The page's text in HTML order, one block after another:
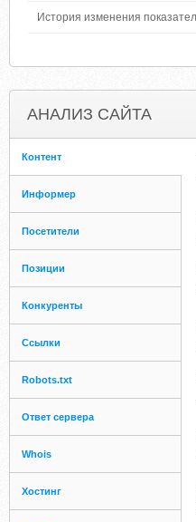
История изменения
АНАЛИЗ САЙТА
Контент
Информер
Посетители
Позиции
Конкуренты
Ссылки
Robots.txt
Ответ сервера
Whois
Хостинг